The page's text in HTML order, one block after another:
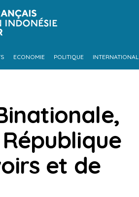
ECONOMIE POLITIQUE INTERNATIONAL
et de